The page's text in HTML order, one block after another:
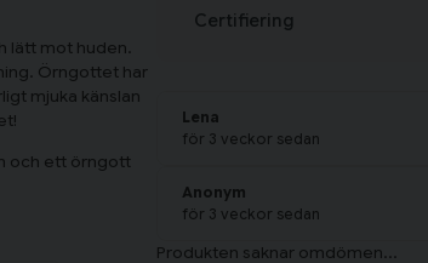
lätt mot huden.
Örngottet har
mjuka känslan
och ett örngott
Certifiering
Lena
för 3 veckor sedan
Anonym
för 3 veckor sedan